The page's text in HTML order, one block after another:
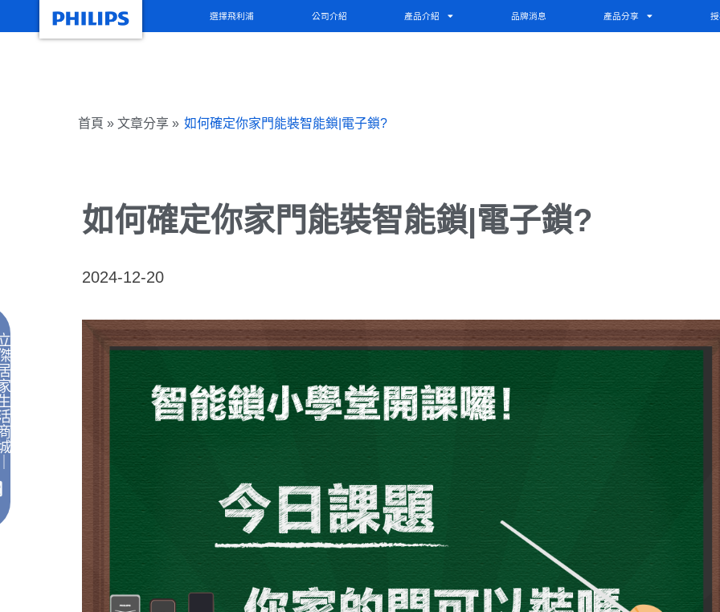
選擇飛利浦 公司介紹 產品介紹 品牌消息 產品分享
首頁 » 文章分享 » 如何確定你家門能裝智能鎖|電子鎖?
如何確定你家門能裝智能鎖|電子鎖?
2024-12-20